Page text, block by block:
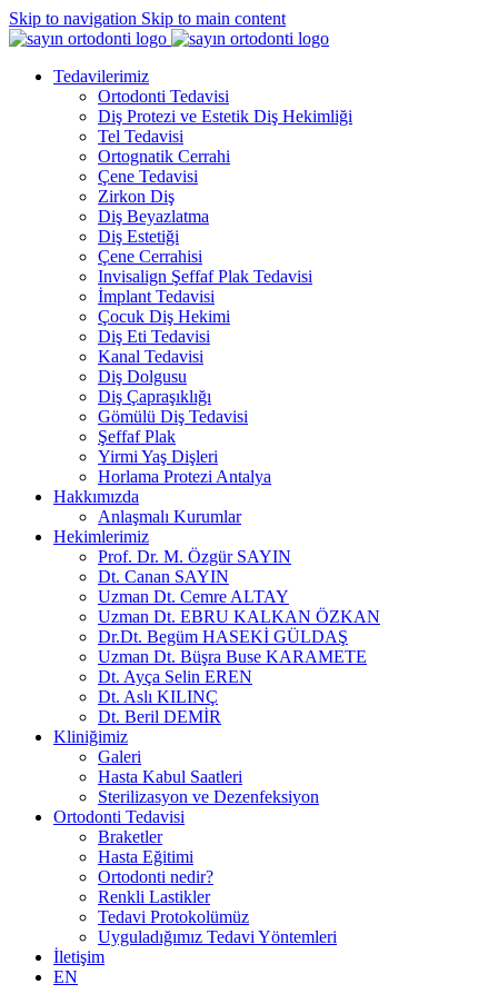
Skip to navigation Skip to main content
Tedavilerimiz
Ortodonti Tedavisi
Diş Protezi ve Estetik Diş Hekimliği
Tel Tedavisi
Ortognatik Cerrahi
Çene Tedavisi
Zirkon Diş
Diş Beyazlatma
Diş Estetiği
Çene Cerrahisi
Invisalign Şeffaf Plak Tedavisi
İmplant Tedavisi
Çocuk Diş Hekimi
Diş Eti Tedavisi
Kanal Tedavisi
Diş Dolgusu
Diş Çapraşıklığı
Gömülü Diş Tedavisi
Şeffaf Plak
Yirmi Yaş Dişleri
Horlama Protezi Antalya
Hakkımızda
Anlaşmalı Kurumlar
Hekimlerimiz
Prof. Dr. M. Özgür SAYIN
Dt. Canan SAYIN
Uzman Dt. Cemre ALTAY
Uzman Dt. EBRU KALKAN ÖZKAN
Dr.Dt. Begüm HASEKİ GÜLDAŞ
Uzman Dt. Büşra Buse KARAMETE
Dt. Ayça Selin EREN
Dt. Aslı KILINÇ
Dt. Beril DEMİR
Kliniğimiz
Galeri
Hasta Kabul Saatleri
Sterilizasyon ve Dezenfeksiyon
Ortodonti Tedavisi
Braketler
Hasta Eğitimi
Ortodonti nedir?
Renkli Lastikler
Tedavi Protokolümüz
Uyguladığımız Tedavi Yöntemleri
İletişim
EN